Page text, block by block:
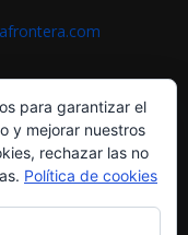
para garantizar el
y mejorar nuestros
rechazar las no
Política de cookies